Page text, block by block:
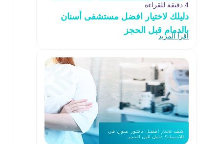
4 دقيقة للقراءة
دليلك لاختيار افضل مستشفى أسنان
بالدمام قبل الحجز
اقرأ المزيد